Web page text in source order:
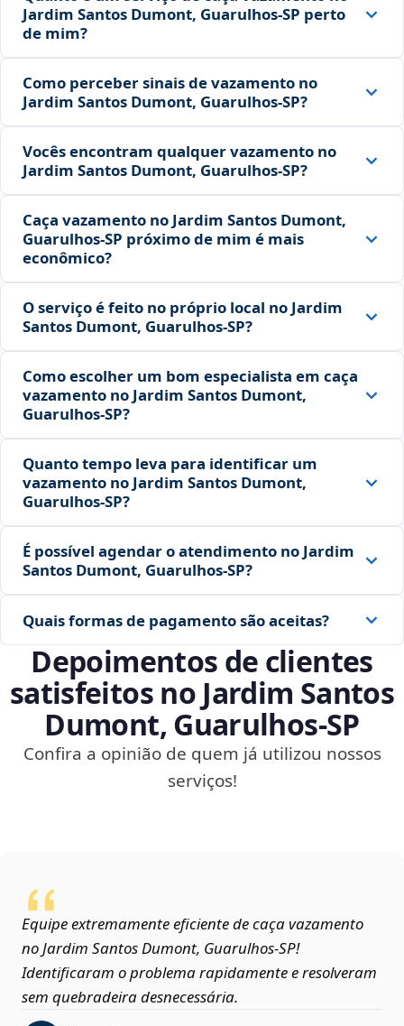
Jardim Santos Dumont, Guarulhos‑SP perto
de mim?
Como perceber sinais de vazamento no
Jardim Santos Dumont, Guarulhos‑SP?
Vocês encontram qualquer vazamento no
Jardim Santos Dumont, Guarulhos‑SP?
Caça vazamento no Jardim Santos Dumont,
Guarulhos‑SP próximo de mim é mais
econômico?
O serviço é feito no próprio local no Jardim
Santos Dumont, Guarulhos‑SP?
Como escolher um bom especialista em caça
vazamento no Jardim Santos Dumont,
Guarulhos‑SP?
Quanto tempo leva para identificar um
vazamento no Jardim Santos Dumont,
Guarulhos‑SP?
É possível agendar o atendimento no Jardim
Santos Dumont, Guarulhos‑SP?
Quais formas de pagamento são aceitas?
Depoimentos de clientes
satisfeitos no Jardim Santos
Dumont, Guarulhos‑SP
Confira a opinião de quem já utilizou nossos
serviços!
Equipe extremamente eficiente de caça vazamento
no Jardim Santos Dumont, Guarulhos‑SP!
Identificaram o problema rapidamente e resolveram
sem quebradeira desnecessária.